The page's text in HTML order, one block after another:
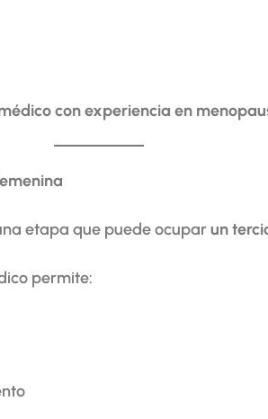
con experiencia en
etapa que puede ocuparun
permite: